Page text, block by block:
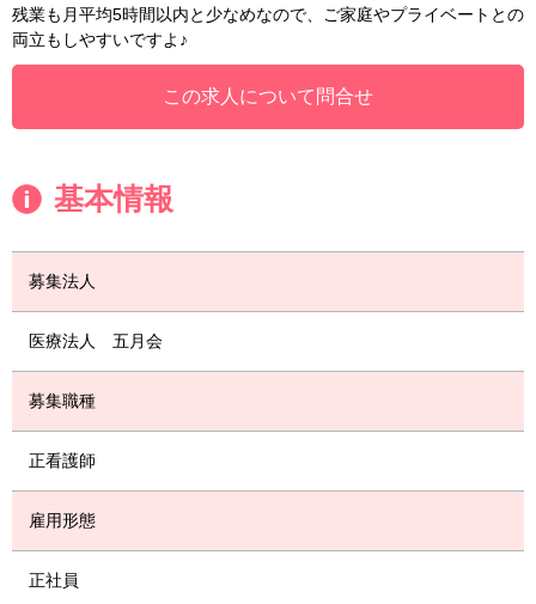
残業も月平均5時間以内と少なめなので、ご家庭やプライベートとの
両立もしやすいですよ♪
この求人について問合せ
基本情報
募集法人
医療法人 五月会
募集職種
正看護師
雇用形態
正社員